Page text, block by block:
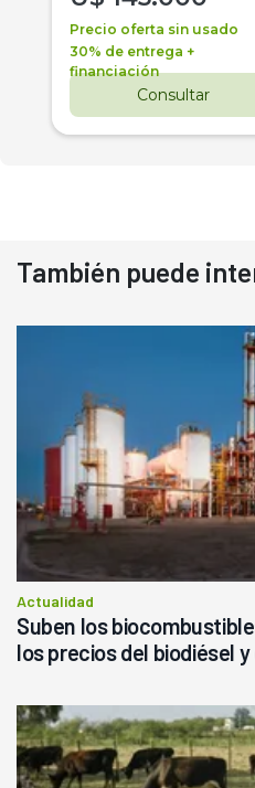
Precio oferta sin usado
30% de entrega +
financiación
Consultar
También puede
Actualidad
Suben los
los precios del biodiésel